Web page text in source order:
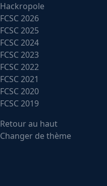
Hackropole
FCSC 2026
FCSC 2025
FCSC 2024
FCSC 2023
FCSC 2022
FCSC 2021
FCSC 2020
FCSC 2019
Retour au haut
Changer de thème